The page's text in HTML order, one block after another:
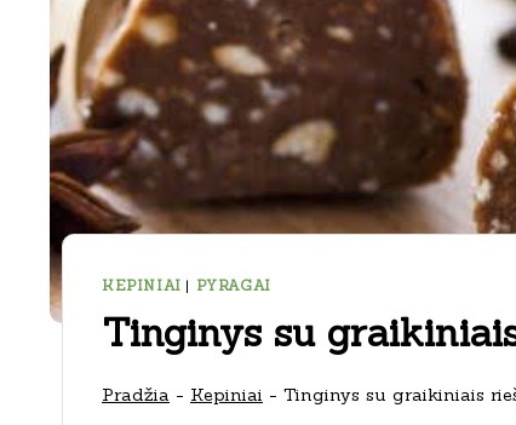
KEPINIAI | PYRAGAI
Tinginys su
Pradžia - Kepiniai - Tinginys su graikiniais